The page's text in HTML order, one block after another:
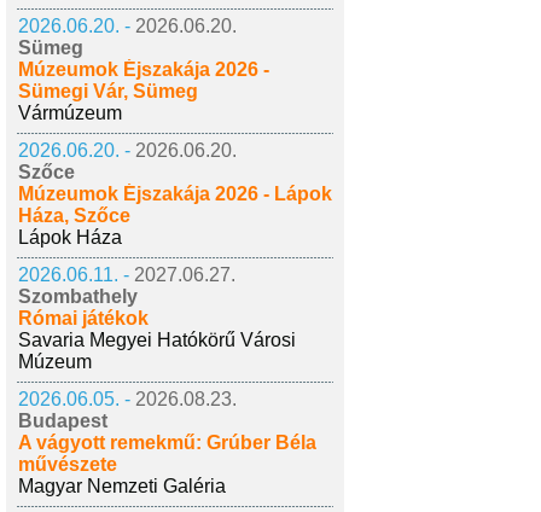
2026.06.20. - 2026.06.20.
Sümeg
Múzeumok Éjszakája 2026 -
Sümegi Vár, Sümeg
Vármúzeum
2026.06.20. - 2026.06.20.
Szőce
Múzeumok Éjszakája 2026 - Lápok
Háza, Szőce
Lápok Háza
2026.06.11. - 2027.06.27.
Szombathely
Római játékok
Savaria Megyei Hatókörű Városi
Múzeum
2026.06.05. - 2026.08.23.
Budapest
A vágyott remekmű: Grúber Béla
művészete
Magyar Nemzeti Galéria